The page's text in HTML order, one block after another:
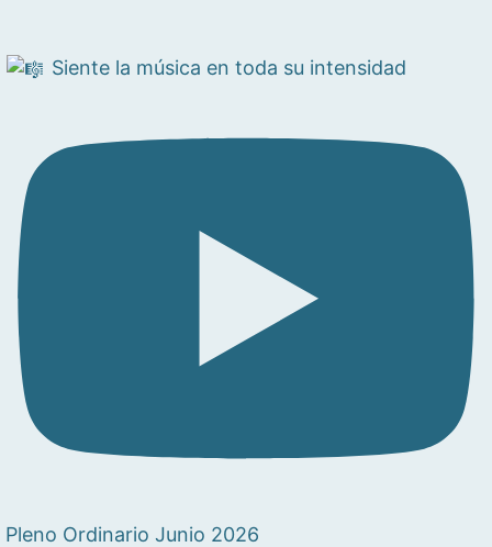
Siente la música en toda su intensidad
Pleno Ordinario Junio 2026